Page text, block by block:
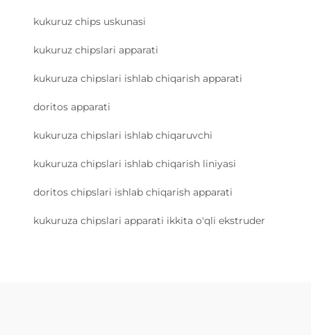
kukuruz chips uskunasi
kukuruz chipslari apparati
kukuruza chipslari ishlab chiqarish apparati
doritos apparati
kukuruza chipslari ishlab chiqaruvchi
kukuruza chipslari ishlab chiqarish liniyasi
doritos chipslari ishlab chiqarish apparati
kukuruza chipslari apparati ikkita o'qli ekstruder